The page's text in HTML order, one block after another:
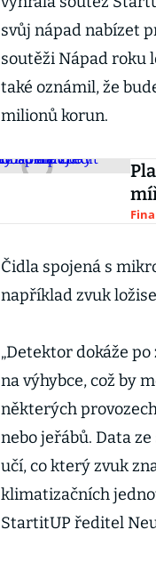
svůj nápad nabízet
soutěži Nápad roku
také oznámil, že
milionů korun.
Čidla spojená s
například zvuk
„Detektor dokáže
na výhybce, což by
některých
nebo jeřábů. Data
učí, co který zvuk
klimatizačních
StartitUP ředitel